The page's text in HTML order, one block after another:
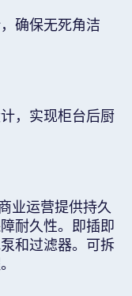
确保无死角洁
，实现柜台后厨
业运营提供持久
耐久性。即插即
和过滤器。可拆